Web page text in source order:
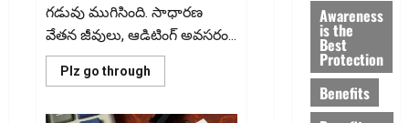
గడువు ముగిసింది. సాధారణ
వేతన జీవులు, ఆడిటింగ్‌ అవసరం...
Plz go through
more
Awareness
is the
Best
Protection
Benefits